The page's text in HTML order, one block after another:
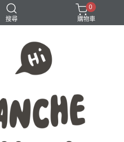
搜尋
學生必備 時間軸
0
購物車